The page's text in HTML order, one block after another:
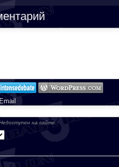
на сайте.